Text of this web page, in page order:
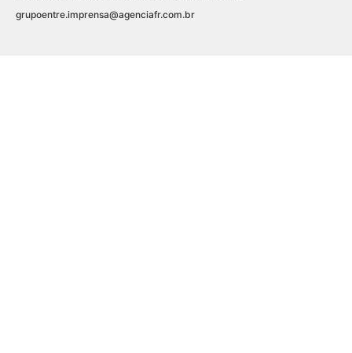
grupoentre.imprensa@agenciafr.com.br